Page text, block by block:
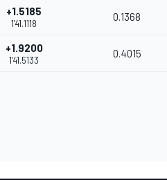
+1.5185
1'41.1118
0.1368
+1.9200
1'41.5133
0.4015